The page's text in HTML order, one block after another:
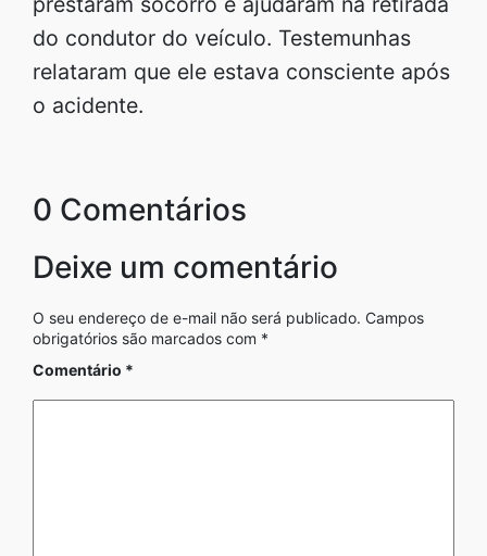
do condutor do veículo. Testemunhas
relataram que ele estava consciente após
o acidente.
0 Comentários
Deixe um comentário
O seu endereço de e-mail não será publicado. Campos
obrigatórios são marcados com *
Comentário *